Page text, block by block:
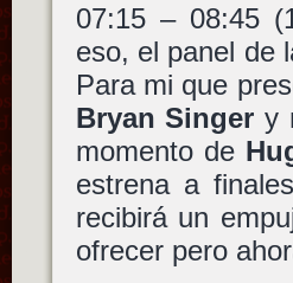
07:15 – 08:45
eso, el panel de
Para mi que
Bryan Singer y
momento de
estrena a
recibirá un
ofrecer pero